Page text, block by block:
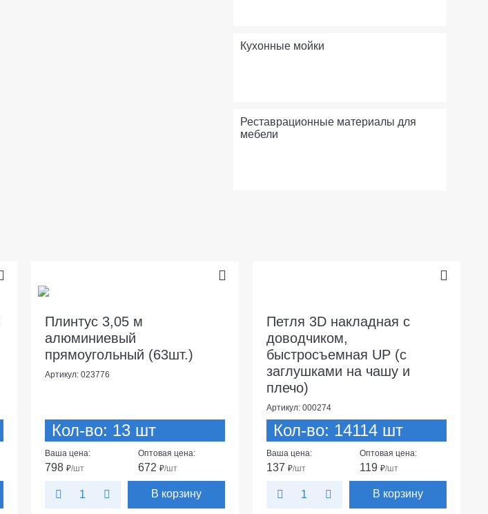
Кухонные мойки
Реставрационные материалы для
мебели
Плинтус 3,05 м
алюминиевый
прямоугольный (63шт.)
Артикул: 023776
Кол-во: 13 шт
Ваша цена:
798 ₽/шт
Оптовая цена:
672₽/шт
В корзину
Петля 3D накладная с
доводчиком,
быстросъемная UP (c
заглушками на чашу и
плечо)
Артикул: 000274
Кол-во: 14114 шт
Ваша цена:
137 ₽/шт
Оптовая цена:
119₽/шт
В корзину